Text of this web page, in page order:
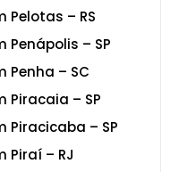
Pelotas – RS
Penápolis – SP
Penha – SC
Piracaia – SP
Piracicaba – SP
Piraí – RJ